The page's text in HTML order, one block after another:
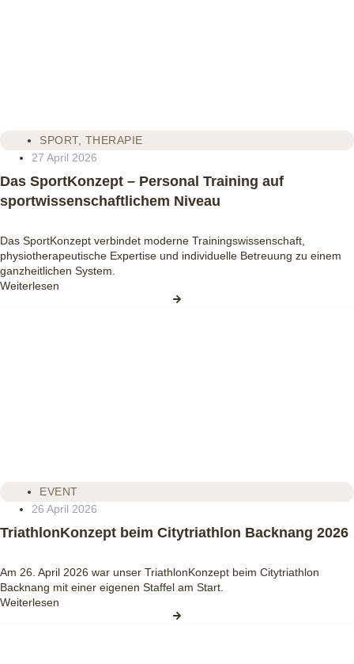
SPORT, THERAPIE
27 April 2026
Das SportKonzept – Personal Training auf
sportwissenschaftlichem Niveau
Das SportKonzept verbindet moderne Trainingswissenschaft,
physiotherapeutische Expertise und individuelle Betreuung zu einem
ganzheitlichen System.
Weiterlesen
EVENT
26 April 2026
TriathlonKonzept beim Citytriathlon Backnang 2026
Am 26. April 2026 war unser TriathlonKonzept beim Citytriathlon
Backnang mit einer eigenen Staffel am Start.
Weiterlesen